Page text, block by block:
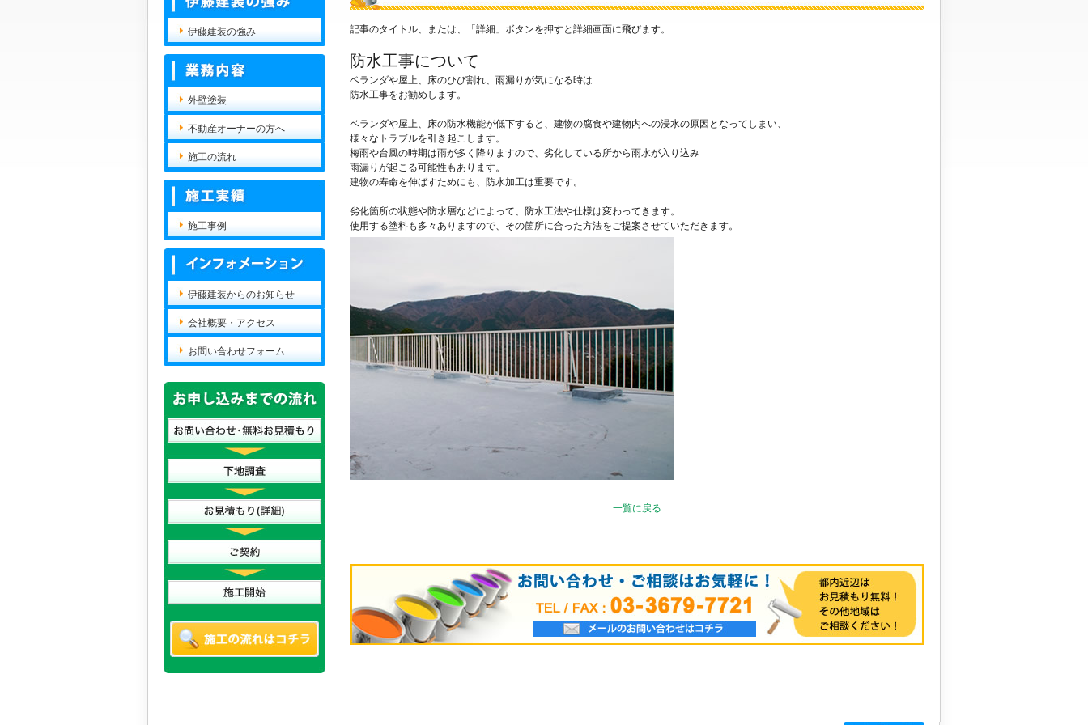
伊藤建装の強み
外壁塗装
不動産オーナーの方へ
施工の流れ
施工事例
伊藤建装からのお知らせ
会社概要・アクセス
お問い合わせフォーム
記事のタイトル、または、「詳細」ボタンを押すと詳細画面に飛びます。
防水工事について
ベランダや屋上、床のひび割れ、雨漏りが気になる時は
防水工事をお勧めします。
ベランダや屋上、床の防水機能が低下すると、建物の腐食や建物内への浸水の原因となってしまい、
様々なトラブルを引き起こします。
梅雨や台風の時期は雨が多く降りますので、劣化している所から雨水が入り込み
雨漏りが起こる可能性もあります。
建物の寿命を伸ばすためにも、防水加工は重要です。
劣化箇所の状態や防水層などによって、防水工法や仕様は変わってきます。
使用する塗料も多々ありますので、その箇所に合った方法をご提案させていただきます。
一覧に戻る